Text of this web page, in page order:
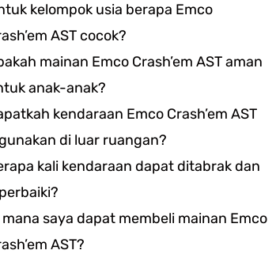
kelompok usia berapa Emco
AST cocok?
mainan Emco Crash’em AST aman
anak-anak?
kendaraan Emco Crash’em AST
di luar ruangan?
kali kendaraan dapat ditabrak dan
mana saya dapat membeli mainan Emco
AST?